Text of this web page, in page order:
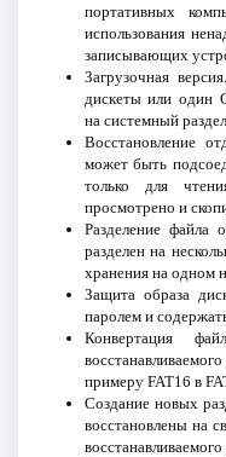
портативных
использования
записывающих
Загрузочная
дискеты или один
на системный раздел.
Восстановление
может быть
только для
просмотрено и
Разделение файла
разделен на
хранения на одном
Защита образа
паролем и
Конвертация
примеру FAT16 в
Создание новых
восстановлены на